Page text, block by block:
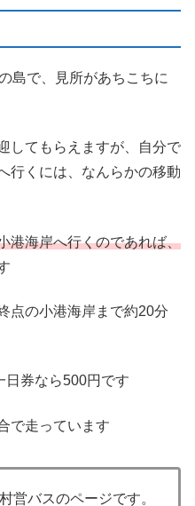
島で、見所があちこちに
してもらえますが、自分で
行くには、なんらかの移動
港海岸へ行くのであれば、
点の小港海岸まで約20分
日券なら500円です
で走っています
営バスのページです。